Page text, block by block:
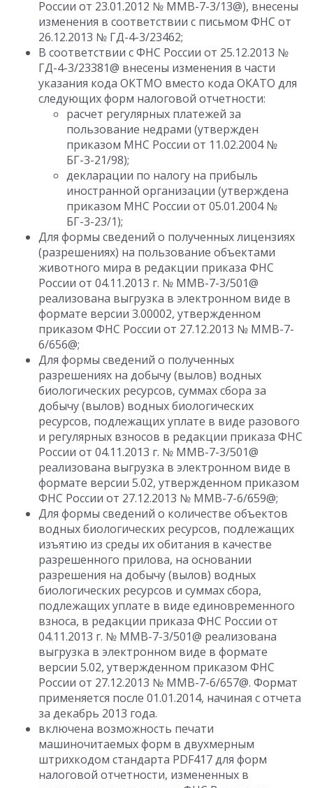
России от 23.01.2012 № ММВ-7-3/13@), внесены
изменения в соответствии с письмом ФНС от
26.12.2013 № ГД-4-3/23462;
В соответствии с ФНС России от 25.12.2013 №
ГД-4-3/23381@ внесены изменения в части
указания кода ОКТМО вместо кода ОКАТО для
следующих форм налоговой отчетности:
расчет регулярных платежей за
пользование недрами (утвержден
приказом МНС России от 11.02.2004 №
БГ-3-21/98);
декларации по налогу на прибыль
иностранной организации (утверждена
приказом МНС России от 05.01.2004 №
БГ-3-23/1);
Для формы сведений о полученных лицензиях
(разрешениях) на пользование объектами
животного мира в редакции приказа ФНС
России от 04.11.2013 г. № ММВ-7-3/501@
реализована выгрузка в электронном виде в
формате версии 3.00002, утвержденном
приказом ФНС России от 27.12.2013 № ММВ-7-
6/656@;
Для формы сведений о полученных
разрешениях на добычу (вылов) водных
биологических ресурсов, суммах сбора за
добычу (вылов) водных биологических
ресурсов, подлежащих уплате в виде разового
и регулярных взносов в редакции приказа ФНС
России от 04.11.2013 г. № ММВ-7-3/501@
реализована выгрузка в электронном виде в
формате версии 5.02, утвержденном приказом
ФНС России от 27.12.2013 № ММВ-7-6/659@;
Для формы сведений о количестве объектов
водных биологических ресурсов, подлежащих
изъятию из среды их обитания в качестве
разрешенного прилова, на основании
разрешения на добычу (вылов) водных
биологических ресурсов и суммах сбора,
подлежащих уплате в виде единовременного
взноса, в редакции приказа ФНС России от
04.11.2013 г. № ММВ-7-3/501@ реализована
выгрузка в электронном виде в формате
версии 5.02, утвержденном приказом ФНС
России от 27.12.2013 № ММВ-7-6/657@. Формат
применяется после 01.01.2014, начиная с отчета
за декабрь 2013 года.
включена возможность печати
машиночитаемых форм в двухмерным
штрихкодом стандарта PDF417 для форм
налоговой отчетности, измененных в